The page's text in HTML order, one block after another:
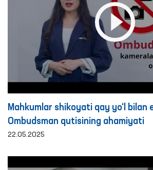
Mahkumlar shikoyati qay yo‘l bilan
Ombudsman qutisining ahamiyati
22.05.2025